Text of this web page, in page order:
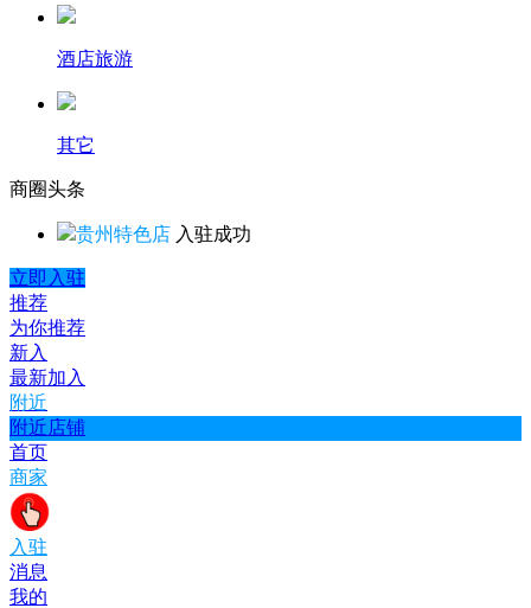
酒店旅游
其它
商圈头条
贵州特色店 入驻成功
立即入驻
推荐
为你推荐
新入
最新加入
附近
附近店铺
首页
商家
入驻
消息
我的